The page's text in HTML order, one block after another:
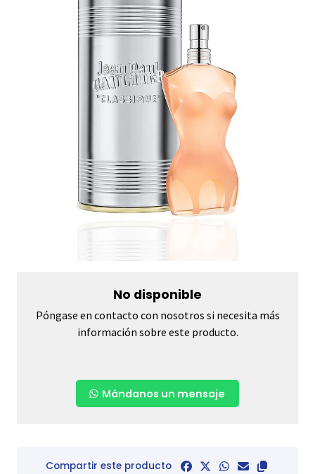
No disponible
Póngase en contacto con nosotros si necesita más
información sobre este producto.
Mándanos un mensaje
Compartir este producto